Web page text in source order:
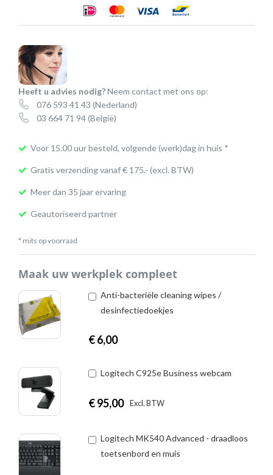
Maak uw werkplek compleet
Anti-bacteriële cleaning wipes /
desinfectiedoekjes
€6,00
Logitech C925e Business webcam
€95,00 Excl. BTW
Logitech MK540 Advanced - draadloos
toetsenbord en muis
24"
flat
monitor
aantal
Heeft u advies nodig?Neem contact met ons op:
076 593 41 43 (Nederland)
03 664 71 94(België)
Voor 15.00 uur besteld, volgende (werk)dag in huis *
Gratis verzending vanaf € 175,- (excl. BTW)
Meer dan 35 jaar ervaring
Geautoriseerd partner
* mits op voorraad